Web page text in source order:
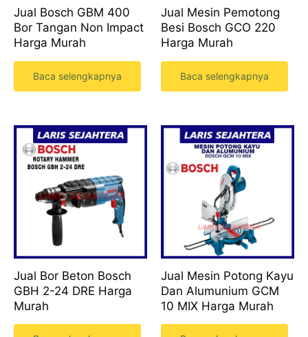
Jual Bosch GBM 400
Bor Tangan Non Impact
Harga Murah
Baca selengkapnya
Jual Mesin Pemotong
Besi Bosch GCO 220
Harga Murah
Baca selengkapnya
Jual Bor Beton Bosch
GBH 2-24 DRE Harga
Murah
Jual Mesin Potong Kayu
Dan Alumunium GCM
10 MIX Harga Murah